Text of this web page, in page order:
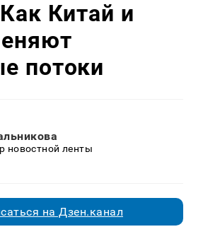
Китай и
потоки
новостной ленты
на Дзен.канал